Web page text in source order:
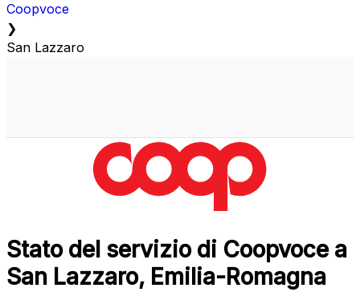
Coopvoce
❯
San Lazzaro
Stato del servizio di Coopvoce a
San Lazzaro, Emilia-Romagna